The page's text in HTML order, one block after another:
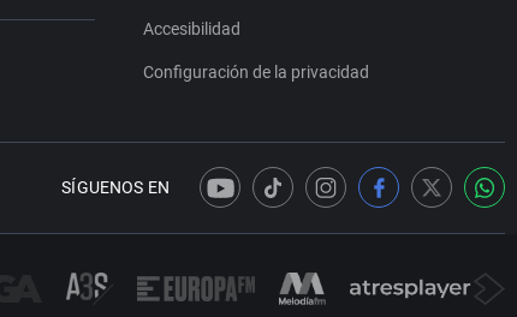
Accesibilidad
Configuración de la privacidad
SÍGUENOS EN